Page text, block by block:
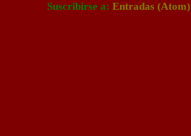
Suscribirse a: Entradas (Atom)